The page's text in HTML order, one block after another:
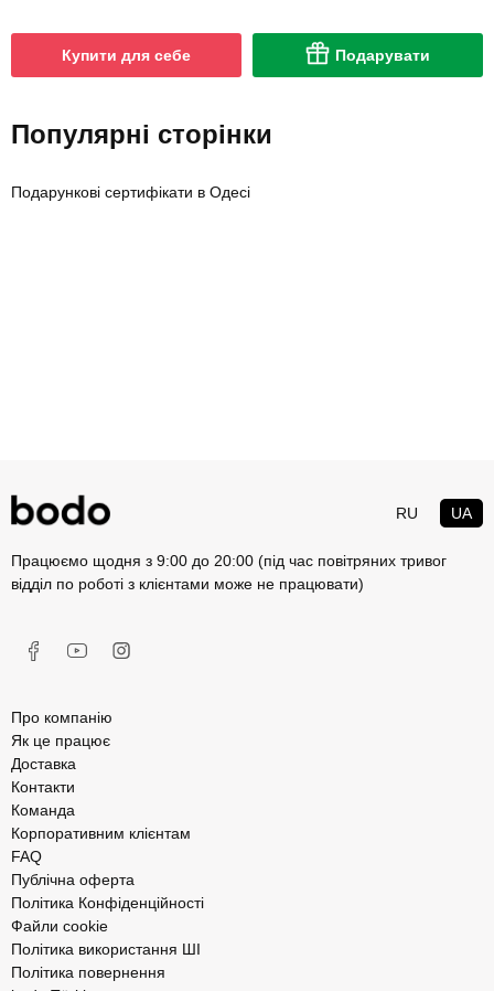
Купити для себе Подарувати
Популярні сторінки
Подарункові сертифікати в Одесі
RU UA
Працюємо щодня з 9:00 до 20:00 (під час повітряних тривог
відділ по роботі з клієнтами може не працювати)
Про компанію
Як це працює
Доставка
Контакти
Команда
Корпоративним клієнтам
FAQ
Публічна оферта
Політика Конфіденційності
Файли cookie
Політика використання ШІ
Політика повернення